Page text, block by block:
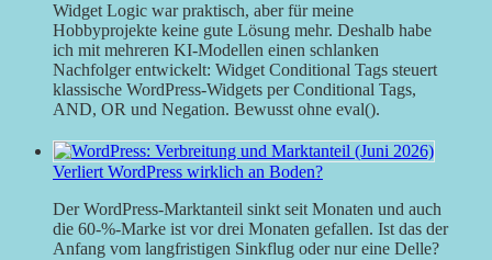
Widget Logic war praktisch, aber für meine
Hobbyprojekte keine gute Lösung mehr. Deshalb habe
ich mit mehreren KI-Modellen einen schlanken
Nachfolger entwickelt: Widget Conditional Tags steuert
klassische WordPress-Widgets per Conditional Tags,
AND, OR und Negation. Bewusst ohne eval().
Verliert WordPress wirklich an Boden?
Der WordPress-Marktanteil sinkt seit Monaten und auch
die 60-%-Marke ist vor drei Monaten gefallen. Ist das der
Anfang vom langfristigen Sinkflug oder nur eine Delle?